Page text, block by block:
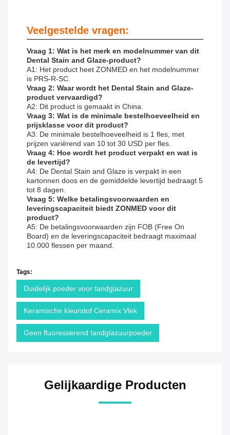
Veelgestelde vragen:
Vraag 1: Wat is het merk en modelnummer van dit
Dental Stain and Glaze-product?
A1: Het product heet ZONMED en het modelnummer
is PRS-R-SC.
Vraag 2: Waar wordt het Dental Stain and Glaze-
product vervaardigd?
A2: Dit product is gemaakt in China.
Vraag 3: Wat is de minimale bestelhoeveelheid en
prijsklasse voor dit product?
A3: De minimale bestelhoeveelheid is 1 fles, met
prijzen variërend van 10 tot 30 USD per fles.
Vraag 4: Hoe wordt het product verpakt en wat is
de levertijd?
A4: De Dental Stain and Glaze is verpakt in een
kartonnen doos en de gemiddelde levertijd bedraagt ​​5
tot 8 dagen.
Vraag 5: Welke betalingsvoorwaarden en
leveringscapaciteit biedt ZONMED voor dit
product?
A5: De betalingsvoorwaarden zijn FOB (Free On
Board) en de leveringscapaciteit bedraagt ​​maximaal
10.000 flessen per maand.
Tags:
Duidelijk poeder voor tandglazuur
Keramische kleurstof Ceramix Vlek
Geen fluoresserend tandglazuurpoeder
Gelijkaardige Producten